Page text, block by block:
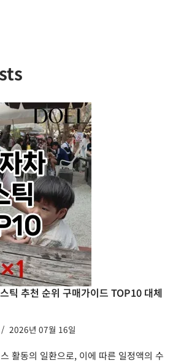
틱 추천 순위 구매가이드 TOP10 대체
2026년 07월 16일
활동의 일환으로, 이에 따른 일정액의 수